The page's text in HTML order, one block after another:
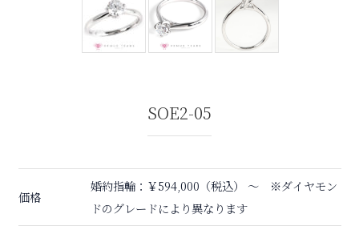
SOE2-05
価格
婚約指輪：￥594,000（税込） 〜 ※ダイヤモン
ドのグレードにより異なります